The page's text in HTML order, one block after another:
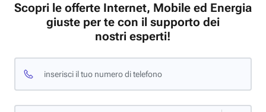
Scopri le offerte Internet, Mobile ed Energia
giuste per te con il supporto dei
nostri esperti!
inserisci il tuo numero di telefono